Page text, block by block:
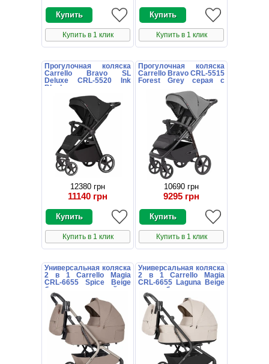
Купить в 1 клик Купить в 1 клик
Прогулочная коляска
Carrello Bravo SL
Deluxe CRL-5520 Ink
Black черная
12380 грн
11140 грн
Купить в 1 клик
Прогулочная коляска
Carrello Bravo CRL-5515
Forest Grey серая с
10690 грн
9295 грн
Купить в 1 клик
Универсальная коляска
2 в 1 Carrello Magia
CRL-6655 Spice Beige
бежевая с сумочкой
Универсальная коляска
2 в 1 Carrello Magia
CRL-6655 Laguna Beige
светло-бежевая с
сумочкой